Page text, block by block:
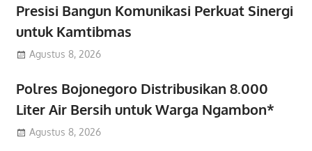
Presisi Bangun Komunikasi Perkuat Sinergi
untuk Kamtibmas
Agustus 8, 2026
Polres Bojonegoro Distribusikan 8.000
Liter Air Bersih untuk Warga Ngambon*
Agustus 8, 2026